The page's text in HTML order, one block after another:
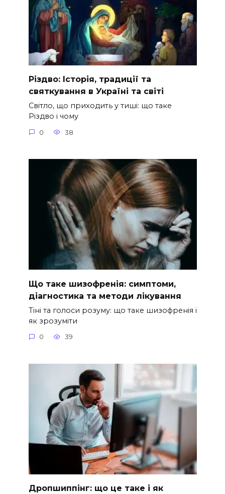
Різдво: Історія, традиції та
святкування в Україні та світі
Світло, що приходить у тиші: що таке
Різдво і чому
0 38
Що таке шизофренія: симптоми,
діагностика та методи лікування
Тіні та голоси розуму: що таке шизофренія і
як зрозуміти
0 39
Дропшиппінг: що це таке і як